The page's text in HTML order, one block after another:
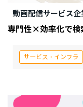
動画配信サービス
専門性×効率化で検
サービス・インフラ